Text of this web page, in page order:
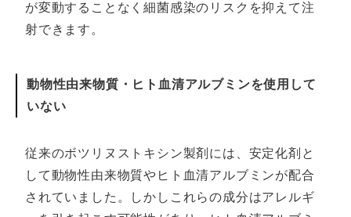
が変動することなく細菌感染のリスクを抑えて注
射できます。
動物性由来物質・ヒト血清アルブミンを使用して
いない
従来のボツリヌストキシン製剤には、安定化剤と
して動物性由来物質やヒト血清アルブミンが配合
されていました。しかしこれらの成分はアレルギ